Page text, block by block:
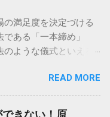
運送会社です。特に
送において圧倒的な
、他の宅配業者と少し
各拠点が配送をコント
わせた柔軟な相談がし
えている悩みがどの
満足度を決定づける
ある「一本締め」
ような儀式といえる
安を感じる方も多いは
カジュアルな集まりま
舞えるための「一本
READ MORE
できない！原